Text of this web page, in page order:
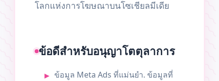
โลกแห่งการโฆษณาบนโซเชียลมีเดีย
ข้อดีสำหรับอนุญาโตตุลาการ
ข้อมูล Meta Ads ที่แม่นยำ. ข้อมูลที่